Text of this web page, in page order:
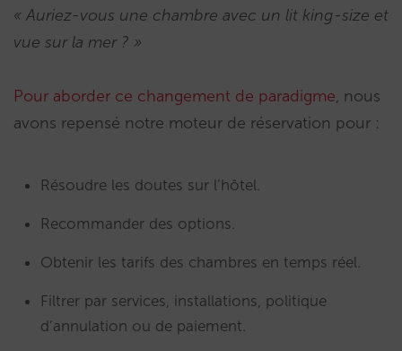
« Auriez-vous une chambre avec un lit king-size et
vue sur la mer ? »
Pour aborder ce changement de paradigme, nous
avons repensé notre moteur de réservation pour :
Résoudre les doutes sur l’hôtel.
Recommander des options.
Obtenir les tarifs des chambres en temps réel.
Filtrer par services, installations, politique
d’annulation ou de paiement.